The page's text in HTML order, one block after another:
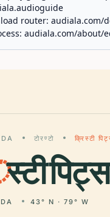
router: audiala.com/
audiala.com/about/
टोरण्टो क्रिस्टी
स्टी
43° N · 79° W